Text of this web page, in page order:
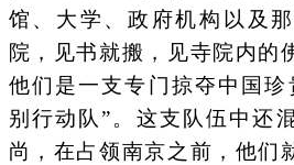
馆、大学、政府机构以及
院，见书就搬，见寺院内的
他们是一支专门掠夺中国
别行动队”。这支队伍中还
尚，在占领南京之前，他们